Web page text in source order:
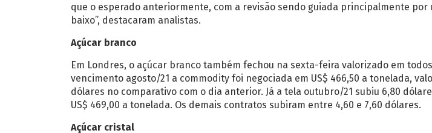
que o esperado anteriormente, com a revisão sendo guiada principalmente por
baixo”, destacaram analistas.
Açúcar branco
Em Londres, o açúcar branco também fechou na sexta-feira valorizado em
vencimento agosto/21 a commodity foi negociada em US$ 466,50 a tonelada,
dólares no comparativo com o dia anterior. Já a tela outubro/21 subiu 6,80
US$ 469,00 a tonelada. Os demais contratos subiram entre 4,60 e 7,60 dólares.
Açúcar cristal